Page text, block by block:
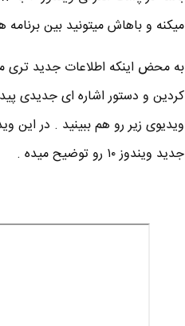
میکنه و باهاش میتونید بین
کردین و دستور اشاره ای جدیدی
ویدیوی زیر رو هم ببینید . در این
جدید ویندوز ۱۰ رو توضیح میده .